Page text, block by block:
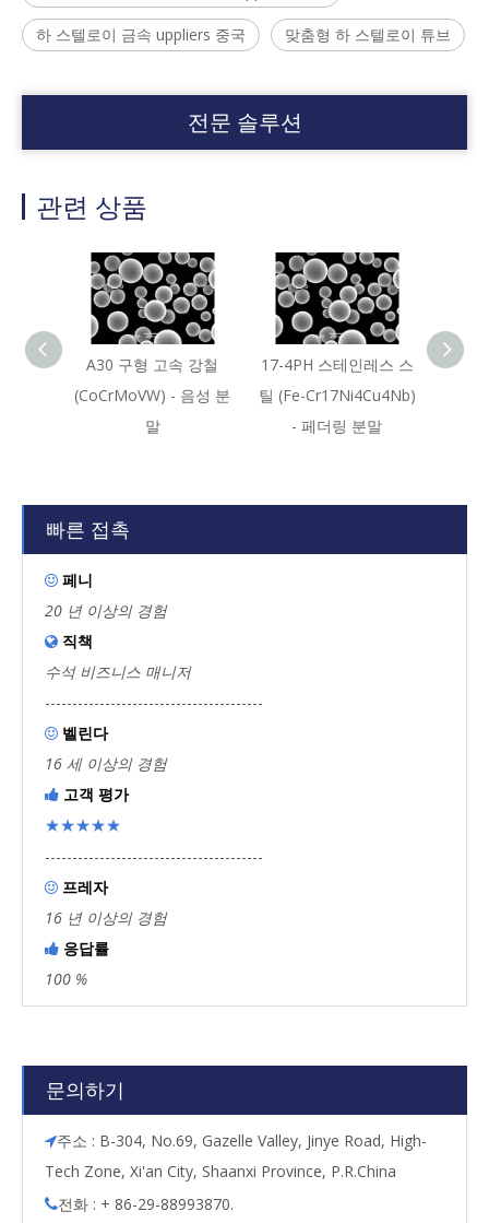
하 스텔로이 금속 uppliers 중국 맞춤형 하 스텔로이 튜브
전문 솔루션
관련 상품
A30 구형 고속 강철
(CoCrMoVW) - 음성 분
말
17-4PH 스테인레스 스
틸 (Fe-Cr17Ni4Cu4Nb)
- 페더링 분말
빠른 접촉
 페니
20 년 이상의 경험
 직책
수석 비즈니스 매니저
----------------------------------------
 벨린다
16 세 이상의 경험
 고객 평가
★★★★★
----------------------------------------
 프레자
16 년 이상의 경험
 응답률
100 %
문의하기
주소 : B-304, No.69, Gazelle Valley, Jinye Road, High-
Tech Zone, Xi'an City, Shaanxi Province, P.R.China
전화 : + 86-29-88993870.